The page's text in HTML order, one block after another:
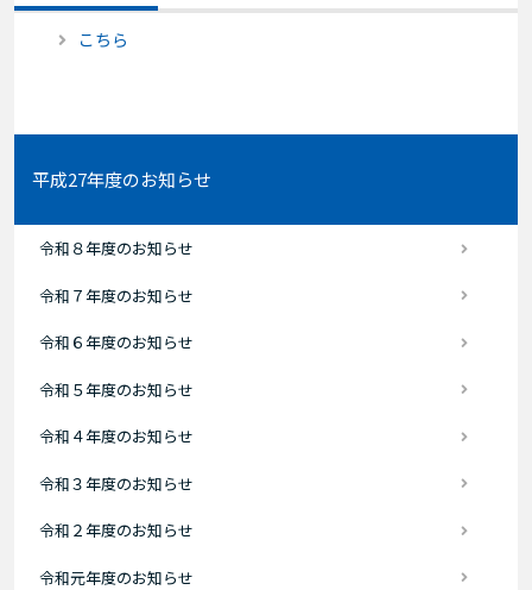
こちら
平成27年度のお知らせ
令和８年度のお知らせ
令和７年度のお知らせ
令和６年度のお知らせ
令和５年度のお知らせ
令和４年度のお知らせ
令和３年度のお知らせ
令和２年度のお知らせ
令和元年度のお知らせ